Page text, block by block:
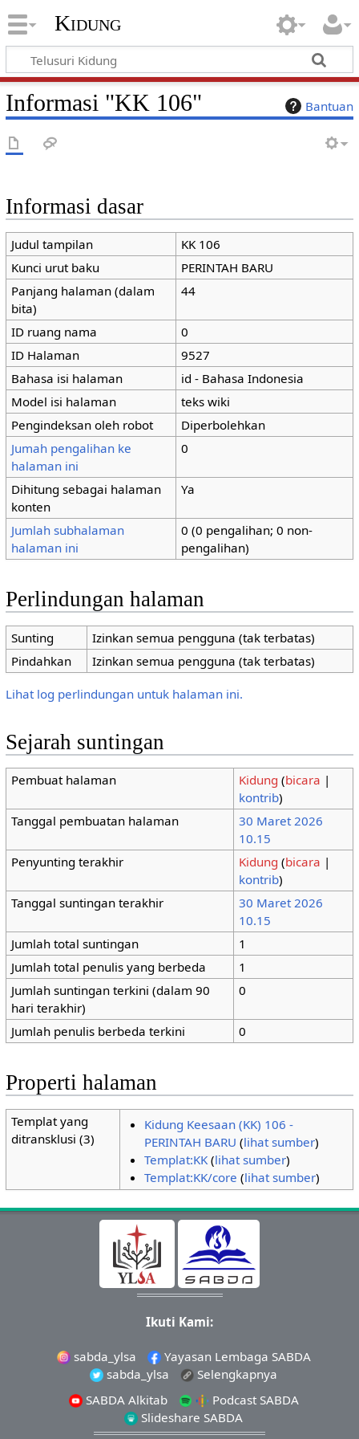
Kidung
Bantuan
Informasi "KK 106"
Informasi dasar
Judul tampilan
KK 106
Kunci urut baku
PERINTAH BARU
Panjang halaman (dalam
bita)
44
ID ruang nama
0
ID Halaman
9527
Bahasa isi halaman
id - Bahasa Indonesia
Model isi halaman
teks wiki
Pengindeksan oleh robot
Diperbolehkan
Jumah pengalihan ke
halaman ini
0
Dihitung sebagai halaman
konten
Ya
Jumlah subhalaman
halaman ini
0 (0 pengalihan; 0 non-
pengalihan)
Perlindungan halaman
Sunting
Izinkan semua pengguna (tak terbatas)
Pindahkan
Izinkan semua pengguna (tak terbatas)
Lihat log perlindungan untuk halaman ini.
Sejarah suntingan
Pembuat halaman Kidung (bicara |
kontrib)
Tanggal pembuatan halaman
30 Maret 2026
10.15
Penyunting terakhir
Kidung (bicara |
kontrib)
Tanggal suntingan terakhir
30 Maret 2026
10.15
Jumlah total suntingan
1
Jumlah total penulis yang berbeda
1
Jumlah suntingan terkini (dalam 90
hari terakhir)
0
Jumlah penulis berbeda terkini 0
Properti halaman
Templat yang
ditransklusi (3)
Kidung Keesaan (KK) 106 -
PERINTAH BARU (lihat sumber)
Templat:KK (lihat sumber)
Templat:KK/core (lihat sumber)
Ikuti Kami:
sabda_ylsa
Yayasan Lembaga SABDA
sabda_ylsa
Selengkapnya
SABDA Alkitab
Podcast SABDA
Slideshare SABDA